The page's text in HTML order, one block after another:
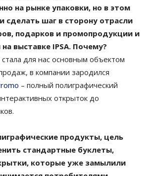
на рынке упаковки, но в этом
сделать шаг в сторону отрасли
подарков и промопродукции и
выставке IPSA. Почему?
стала для нас основным объектом
в компании зародился
– полный полиграфический
открыток до
продукты, цель
стандартные буклеты,
которые уже замылили